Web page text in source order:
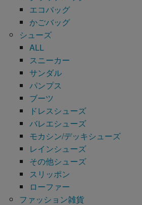
エコバッグ
かごバッグ
シューズ
ALL
スニーカー
サンダル
パンプス
ブーツ
ドレスシューズ
バレエシューズ
モカシン/デッキシューズ
レインシューズ
その他シューズ
スリッポン
ローファー
ファッション雑貨